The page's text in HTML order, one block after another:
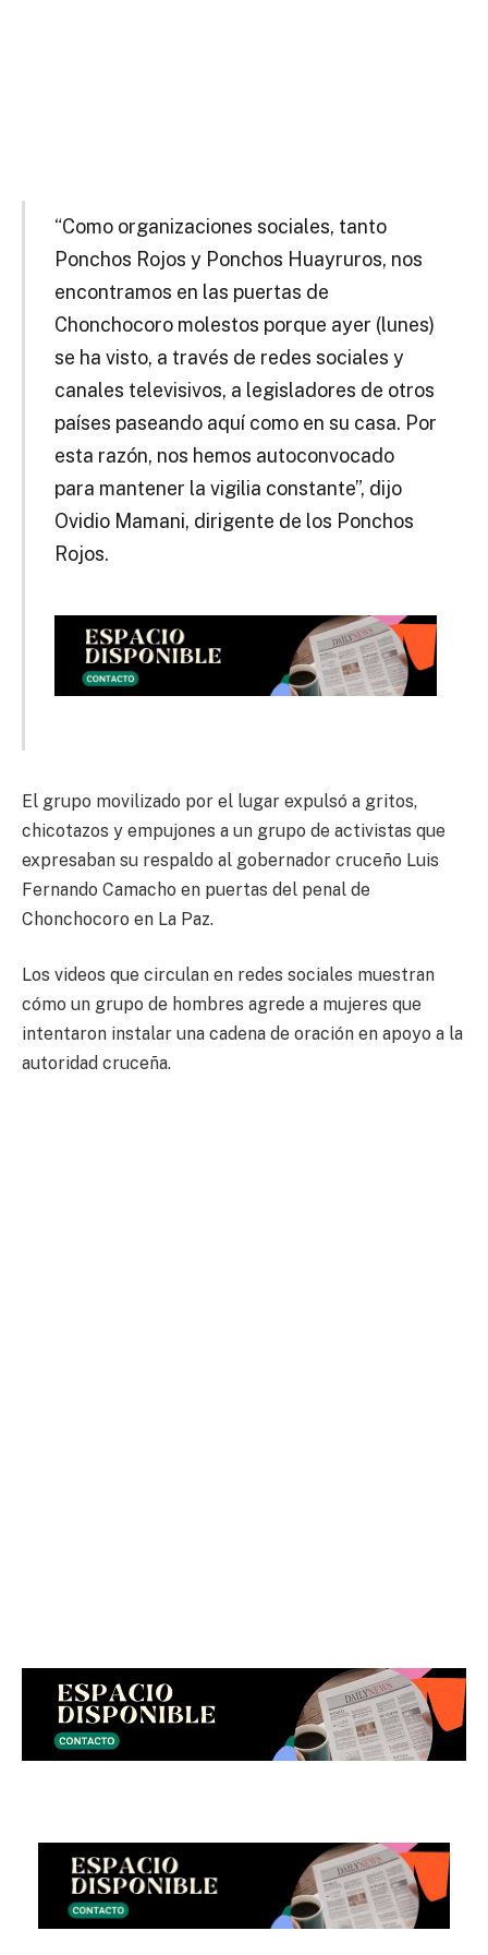
“Como organizaciones sociales, tanto
Ponchos Rojos y Ponchos Huayruros, nos
encontramos en las puertas de
Chonchocoro molestos porque ayer (lunes)
se ha visto, a través de redes sociales y
canales televisivos, a legisladores de otros
países paseando aquí como en su casa. Por
esta razón, nos hemos autoconvocado
para mantener la vigilia constante”, dijo
Ovidio Mamani, dirigente de los Ponchos
Rojos.
El grupo movilizado por el lugar expulsó a gritos,
chicotazos y empujones a un grupo de activistas que
expresaban su respaldo al gobernador cruceño Luis
Fernando Camacho en puertas del penal de
Chonchocoro en La Paz.
Los videos que circulan en redes sociales muestran
cómo un grupo de hombres agrede a mujeres que
intentaron instalar una cadena de oración en apoyo a la
autoridad cruceña.